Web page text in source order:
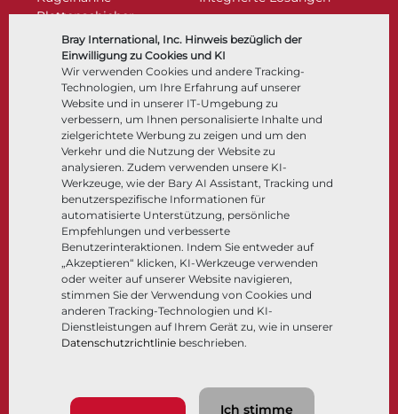
Bray International, Inc. Hinweis bezüglich der
Einwilligung zu Cookies und KI
Wir verwenden Cookies und andere Tracking-
Technologien, um Ihre Erfahrung auf unserer
Website und in unserer IT-Umgebung zu
verbessern, um Ihnen personalisierte Inhalte und
zielgerichtete Werbung zu zeigen und um den
Verkehr und die Nutzung der Website zu
analysieren. Zudem verwenden unsere KI-
Werkzeuge, wie der Bary AI Assistant, Tracking und
benutzerspezifische Informationen für
automatisierte Unterstützung, persönliche
Empfehlungen und verbesserte
Benutzerinteraktionen. Indem Sie entweder auf
„Akzeptieren“ klicken, KI-Werkzeuge verwenden
oder weiter auf unserer Website navigieren,
stimmen Sie der Verwendung von Cookies und
anderen Tracking-Technologien und KI-
Dienstleistungen auf Ihrem Gerät zu, wie in unserer
Datenschutzrichtlinie beschrieben.
Ich stimme
Plattenschieber
Regelarmaturen
Rückschlagklappen
Antriebe | Betätigungen
Steuer- und Regeltechnik
Tieftemperatur​​​​​​​
Unternehmen
Über
Standorte
Lieferantenmanagement
Nachhaltigkeit
Kundenportal
Dokumentation
Dokumente
Wissenszentrum
Software
Werkstoffauswahl
Folgen Sie uns LinkedIn